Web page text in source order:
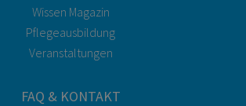
Wissen Magazin
Pflegeausbildung
Veranstaltungen
FAQ & KONTAKT